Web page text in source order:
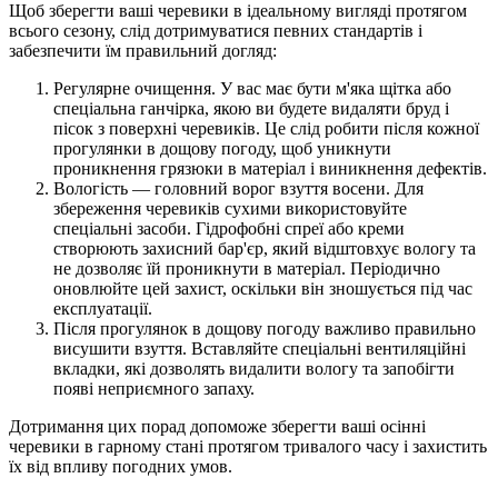
Щоб зберегти ваші черевики в ідеальному вигляді протягом
всього сезону, слід дотримуватися певних стандартів і
забезпечити їм правильний догляд:
Регулярне очищення. У вас має бути м'яка щітка або
спеціальна ганчірка, якою ви будете видаляти бруд і
пісок з поверхні черевиків. Це слід робити після кожної
прогулянки в дощову погоду, щоб уникнути
проникнення грязюки в матеріал і виникнення дефектів.
Вологість — головний ворог взуття восени. Для
збереження черевиків сухими використовуйте
спеціальні засоби. Гідрофобні спреї або креми
створюють захисний бар'єр, який відштовхує вологу та
не дозволяє їй проникнути в матеріал. Періодично
оновлюйте цей захист, оскільки він зношується під час
експлуатації.
Після прогулянок в дощову погоду важливо правильно
висушити взуття. Вставляйте спеціальні вентиляційні
вкладки, які дозволять видалити вологу та запобігти
появі неприємного запаху.
Дотримання цих порад допоможе зберегти ваші осінні
черевики в гарному стані протягом тривалого часу і захистить
їх від впливу погодних умов.